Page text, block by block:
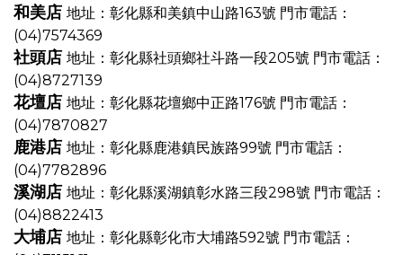
和美店 地址：彰化縣和美鎮中山路163號 門市電話：
(04)7574369
社頭店 地址：彰化縣社頭鄉社斗路一段205號 門市電話：
(04)8727139
花壇店 地址：彰化縣花壇鄉中正路176號 門市電話：
(04)7870827
鹿港店 地址：彰化縣鹿港鎮民族路99號 門市電話：
(04)7782896
溪湖店 地址：彰化縣溪湖鎮彰水路三段298號 門市電話：
(04)8822413
大埔店 地址：彰化縣彰化市大埔路592號 門市電話：